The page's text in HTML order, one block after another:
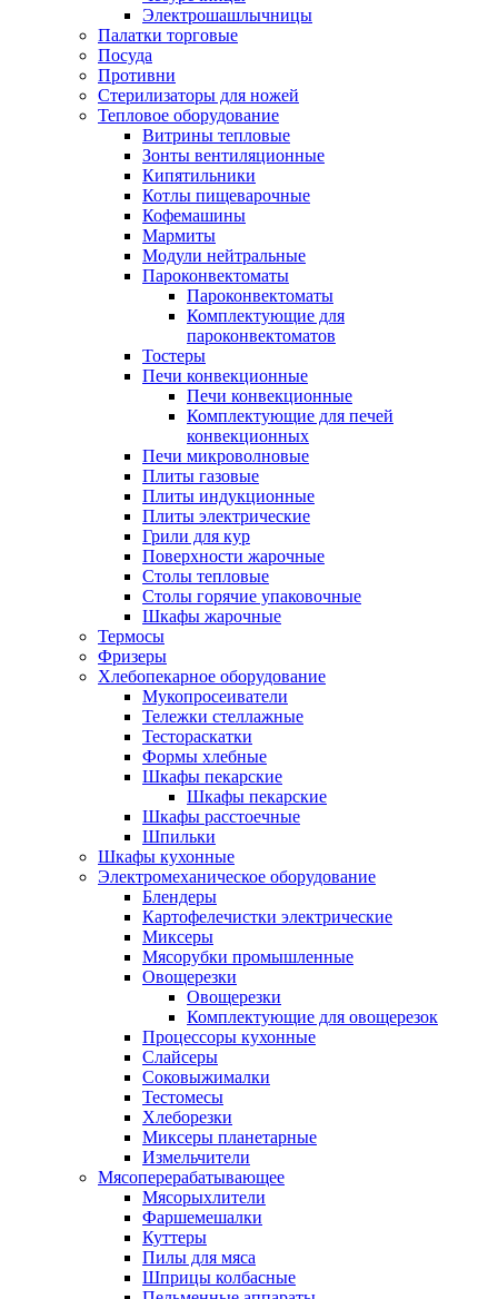
Электрошашлычницы
Палатки торговые
Посуда
Противни
Стерилизаторы для ножей
Тепловое оборудование
Витрины тепловые
Зонты вентиляционные
Кипятильники
Котлы пищеварочные
Кофемашины
Мармиты
Модули нейтральные
Пароконвектоматы
Пароконвектоматы
Комплектующие для
пароконвектоматов
Тостеры
Печи конвекционные
Печи конвекционные
Комплектующие для печей
конвекционных
Печи микроволновые
Плиты газовые
Плиты индукционные
Плиты электрические
Грили для кур
Поверхности жарочные
Столы тепловые
Столы горячие упаковочные
Шкафы жарочные
Термосы
Фризеры
Хлебопекарное оборудование
Мукопросеиватели
Тележки стеллажные
Тестораскатки
Формы хлебные
Шкафы пекарские
Шкафы пекарские
Шкафы расстоечные
Шпильки
Шкафы кухонные
Электромеханическое оборудование
Блендеры
Картофелечистки электрические
Миксеры
Мясорубки промышленные
Овощерезки
Овощерезки
Комплектующие для овощерезок
Процессоры кухонные
Слайсеры
Соковыжималки
Тестомесы
Хлеборезки
Миксеры планетарные
Измельчители
Мясоперерабатывающее
Мясорыхлители
Фаршемешалки
Куттеры
Пилы для мяса
Шприцы колбасные